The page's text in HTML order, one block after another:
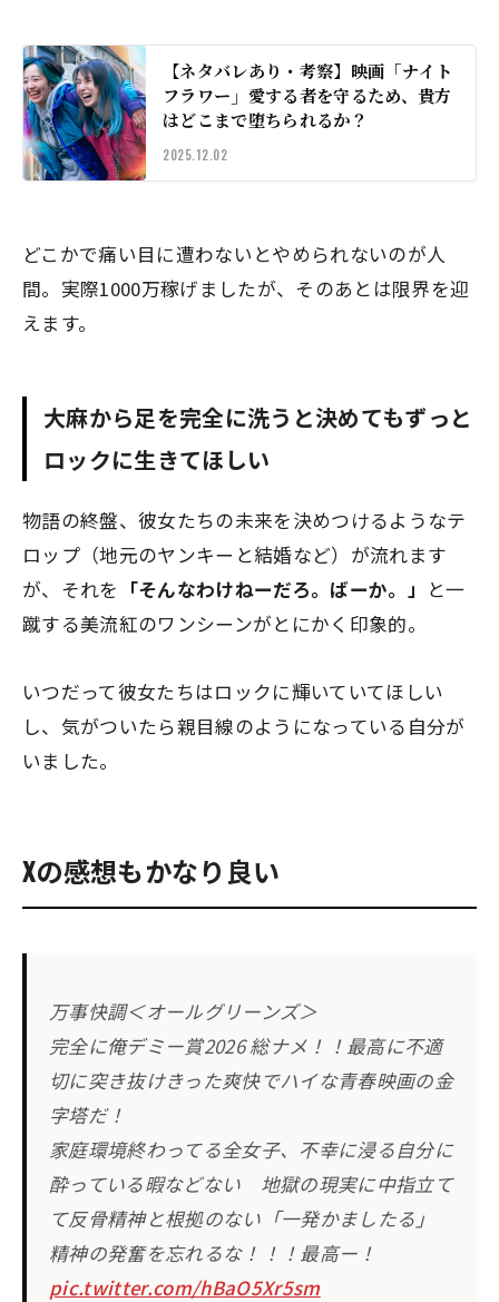
【ネタバレあり・考察】映画「ナイト
フラワー」愛する者を守るため、貴方
はどこまで堕ちられるか？
2025.12.02
どこかで痛い目に遭わないとやめられないのが人
間。実際1000万稼げましたが、そのあとは限界を迎
えます。
大麻から足を完全に洗うと決めてもずっと
ロックに生きてほしい
物語の終盤、彼女たちの未来を決めつけるようなテ
ロップ（地元のヤンキーと結婚など）が流れます
が、それを 「そんなわけねーだろ。ばーか。」 と一
蹴する美流紅のワンシーンがとにかく印象的。
いつだって彼女たちはロックに輝いていてほしい
し、気がついたら親目線のようになっている自分が
いました。
Xの感想もかなり良い
万事快調＜オールグリーンズ＞
完全に俺デミー賞2026 総ナメ！！最高に不適
切に突き抜けきった爽快でハイな青春映画の金
字塔だ！
家庭環境終わってる全女子、不幸に浸る自分に
酔っている暇などない 地獄の現実に中指立て
て反骨精神と根拠のない「一発かましたる」
精神の発奮を忘れるな！！！最高ー！
pic.twitter.com/hBaO5Xr5sm